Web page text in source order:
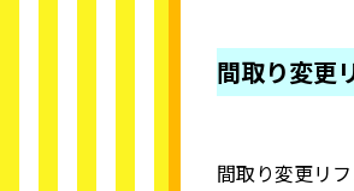
間取り変更
間取り変更リ